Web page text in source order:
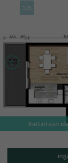
1/5
Kattintson